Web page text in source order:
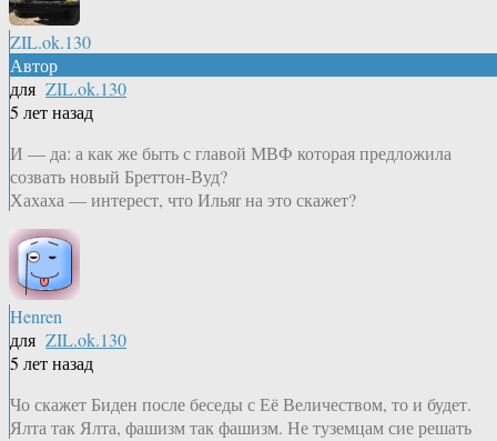
ZIL.ok.130
Автор
для ZIL.ok.130
5 лет назад
И — да: а как же быть с главой МВФ которая предложила
созвать новый Бреттон-Вуд?
Хахаха — интерест, что Ильяr на это скажет?
Henren
для ZIL.ok.130
5 лет назад
Чо скажет Биден после беседы с Её Величеством, то и будет.
Ялта так Ялта, фашизм так фашизм. Не туземцам сие решать